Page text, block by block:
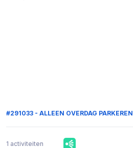
#291033 - ALLEEN OVERDAG PARKEREN
1 activiteiten